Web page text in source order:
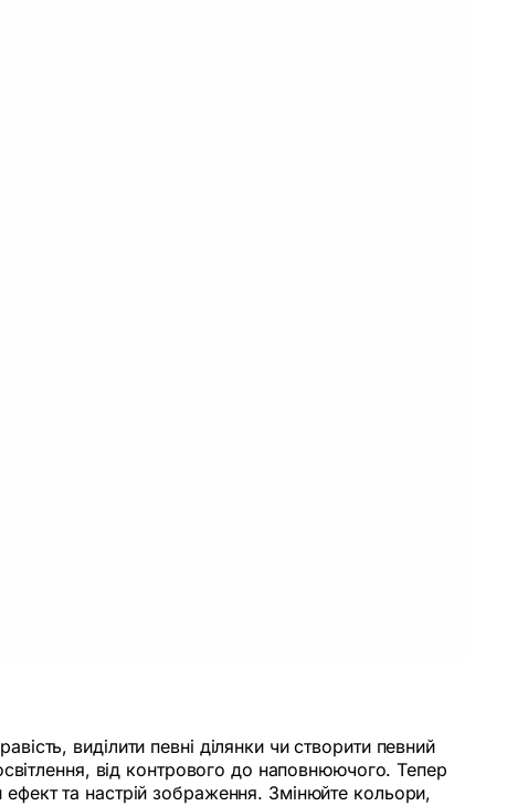
виділити певні ділянки чи створити певний
від контрового до наповнюючого. Тепер
та настрій зображення. Змінюйте кольори,